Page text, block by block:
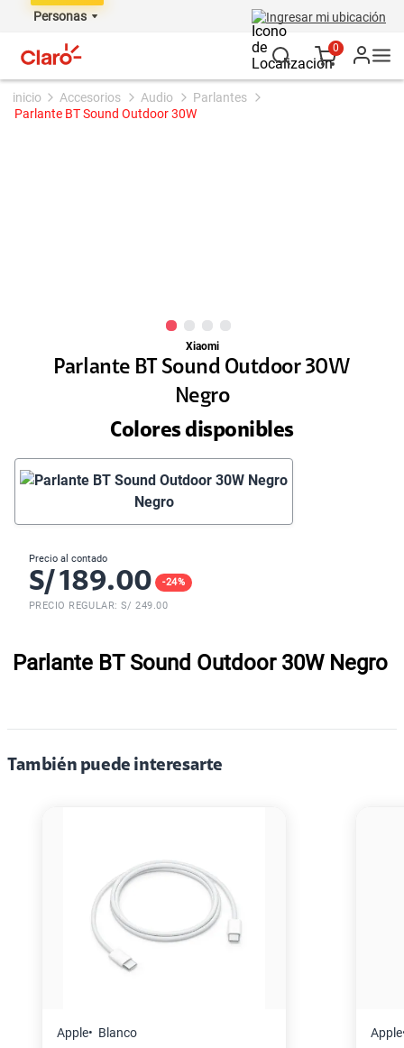
Personas Ingresar mi ubicación
0
accesorios audio
parlantes
Parlante BT Sound Outdoor 30W
Xiaomi
Parlante BT Sound Outdoor 30W
Negro
Colores disponibles
Negro
Precio al contado
S/189.00 -24%
PRECIO REGULAR: S/249.00
Parlante BT Sound Outdoor 30W Negro
También puede interesarte
Apple Blanco